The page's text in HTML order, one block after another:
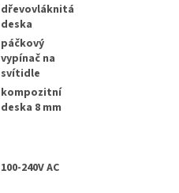
dřevovláknitá
deska
páčkový
vypínač na
svítidle
kompozitní
deska 8 mm
100-240V AC